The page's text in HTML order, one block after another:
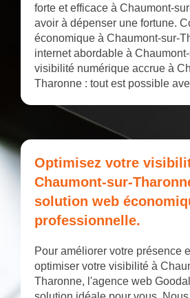
forte et efficace à Chaumont-
avoir à dépenser une fortune.
économique à Chaumont-sur-
internet abordable à
visibilité numérique accrue à
Tharonne : tout est possible
Optimisez votre
Chaumont-sur-
solution web
professionnelle.
Pour améliorer votre présence
optimiser votre visibilité à
Tharonne, l'agence web